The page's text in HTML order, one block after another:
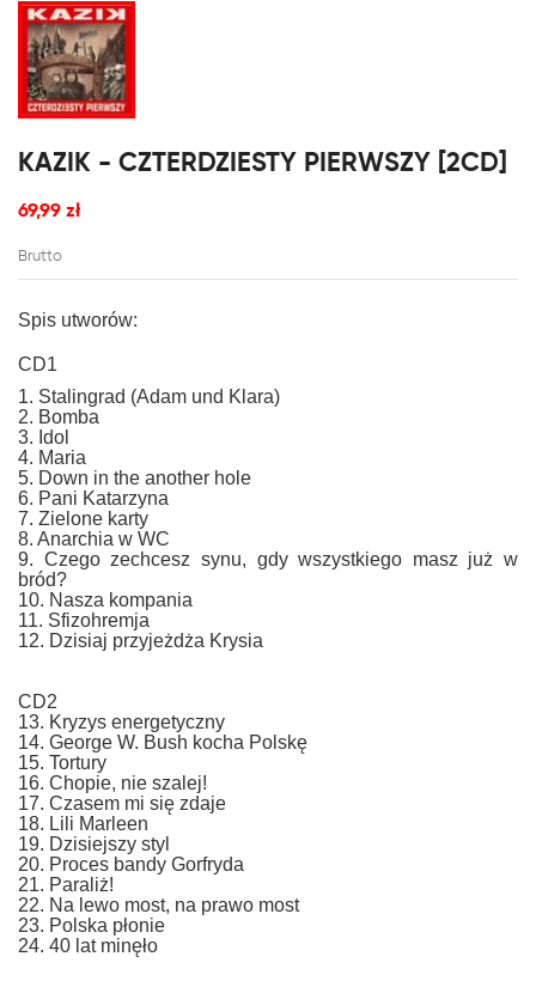
KAZIK - CZTERDZIESTY PIERWSZY [2CD]
69,99 zł
Brutto
Spis utworów:
CD1
1. Stalingrad (Adam und Klara)
2. Bomba
3. Idol
4. Maria
5. Down in the another hole
6. Pani Katarzyna
7. Zielone karty
8. Anarchia w WC
9. Czego zechcesz synu, gdy wszystkiego masz już w
bród?
10. Nasza kompania
11. Sfizohremja
12. Dzisiaj przyjeżdża Krysia
CD2
13. Kryzys energetyczny
14. George W. Bush kocha Polskę
15. Tortury
16. Chopie, nie szalej!
17. Czasem mi się zdaje
18. Lili Marleen
19. Dzisiejszy styl
20. Proces bandy Gorfryda
21. Paraliż!
22. Na lewo most, na prawo most
23. Polska płonie
24. 40 lat minęło